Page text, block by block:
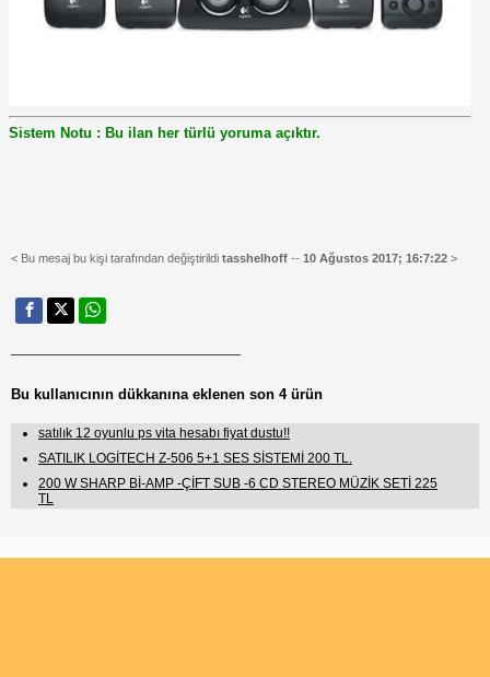
Sistem Notu : Bu ilan her türlü yoruma açıktır.
< Bu mesaj bu kişi tarafından değiştirildi tasshelhoff -- 10 Ağustos 2017; 16:7:22 >
Bu kullanıcının dükkanına eklenen son 4 ürün
satılık 12 oyunlu ps vita hesabı fiyat dustu!!
SATILIK LOGİTECH Z-506 5+1 SES SİSTEMİ 200 TL.
200 W SHARP Bİ-AMP -ÇİFT SUB -6 CD STEREO MÜZİK SETİ 225
TL